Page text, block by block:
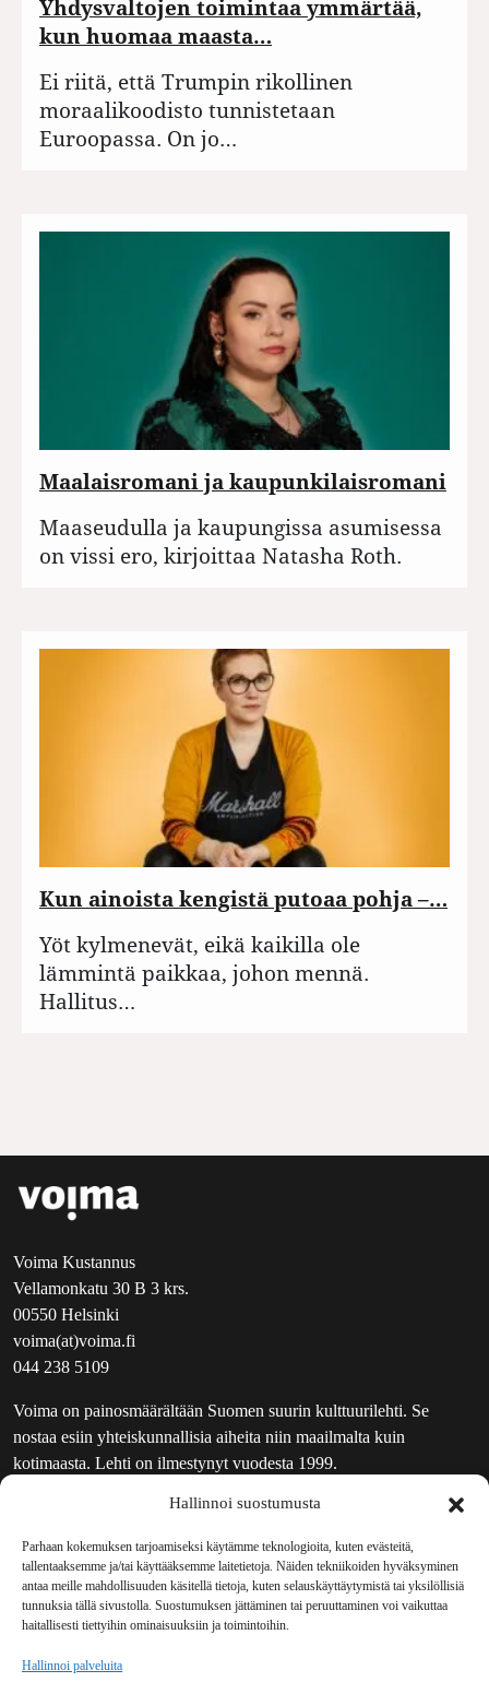
Hallinnoi suostumusta
Parhaan kokemuksen tarjoamiseksi käytämme teknologioita, kuten evästeitä,
tallentaaksemme ja/tai käyttääksemme laitetietoja. Näiden tekniikoiden hyväksyminen
antaa meille mahdollisuuden käsitellä tietoja, kuten selauskäyttäytymistä tai yksilöllisiä
tunnuksia tällä sivustolla. Suostumuksen jättäminen tai peruuttaminen voi vaikuttaa
haitallisesti tiettyihin ominaisuuksiin ja toimintoihin.
Hallinnoi palveluita
Yhdysvaltojen toimintaa ymmärtää,
kun huomaa maasta…
Ei riitä, että Trumpin rikollinen
moraalikoodisto tunnistetaan
Euroopassa. On jo…
Maalaisromani ja kaupunkilaisromani
Maaseudulla ja kaupungissa asumisessa
on vissi ero, kirjoittaa Natasha Roth.
Kun ainoista kengistä putoaa pohja –…
Yöt kylmenevät, eikä kaikilla ole
lämmintä paikkaa, johon mennä.
Hallitus…
Voima Kustannus
Vellamonkatu 30 B 3 krs.
00550 Helsinki
voima(at)voima.fi
044 238 5109
Voima on painosmäärältään Suomen suurin kulttuurilehti. Se
nostaa esiin yhteiskunnallisia aiheita niin maailmalta kuin
kotimaasta. Lehti on ilmestynyt vuodesta 1999.
UUTISKIRJE
MAINOSTAJILLE
VASTAMAINOKSET
JAKELUPAIKAT
REKISTERISELOSTE